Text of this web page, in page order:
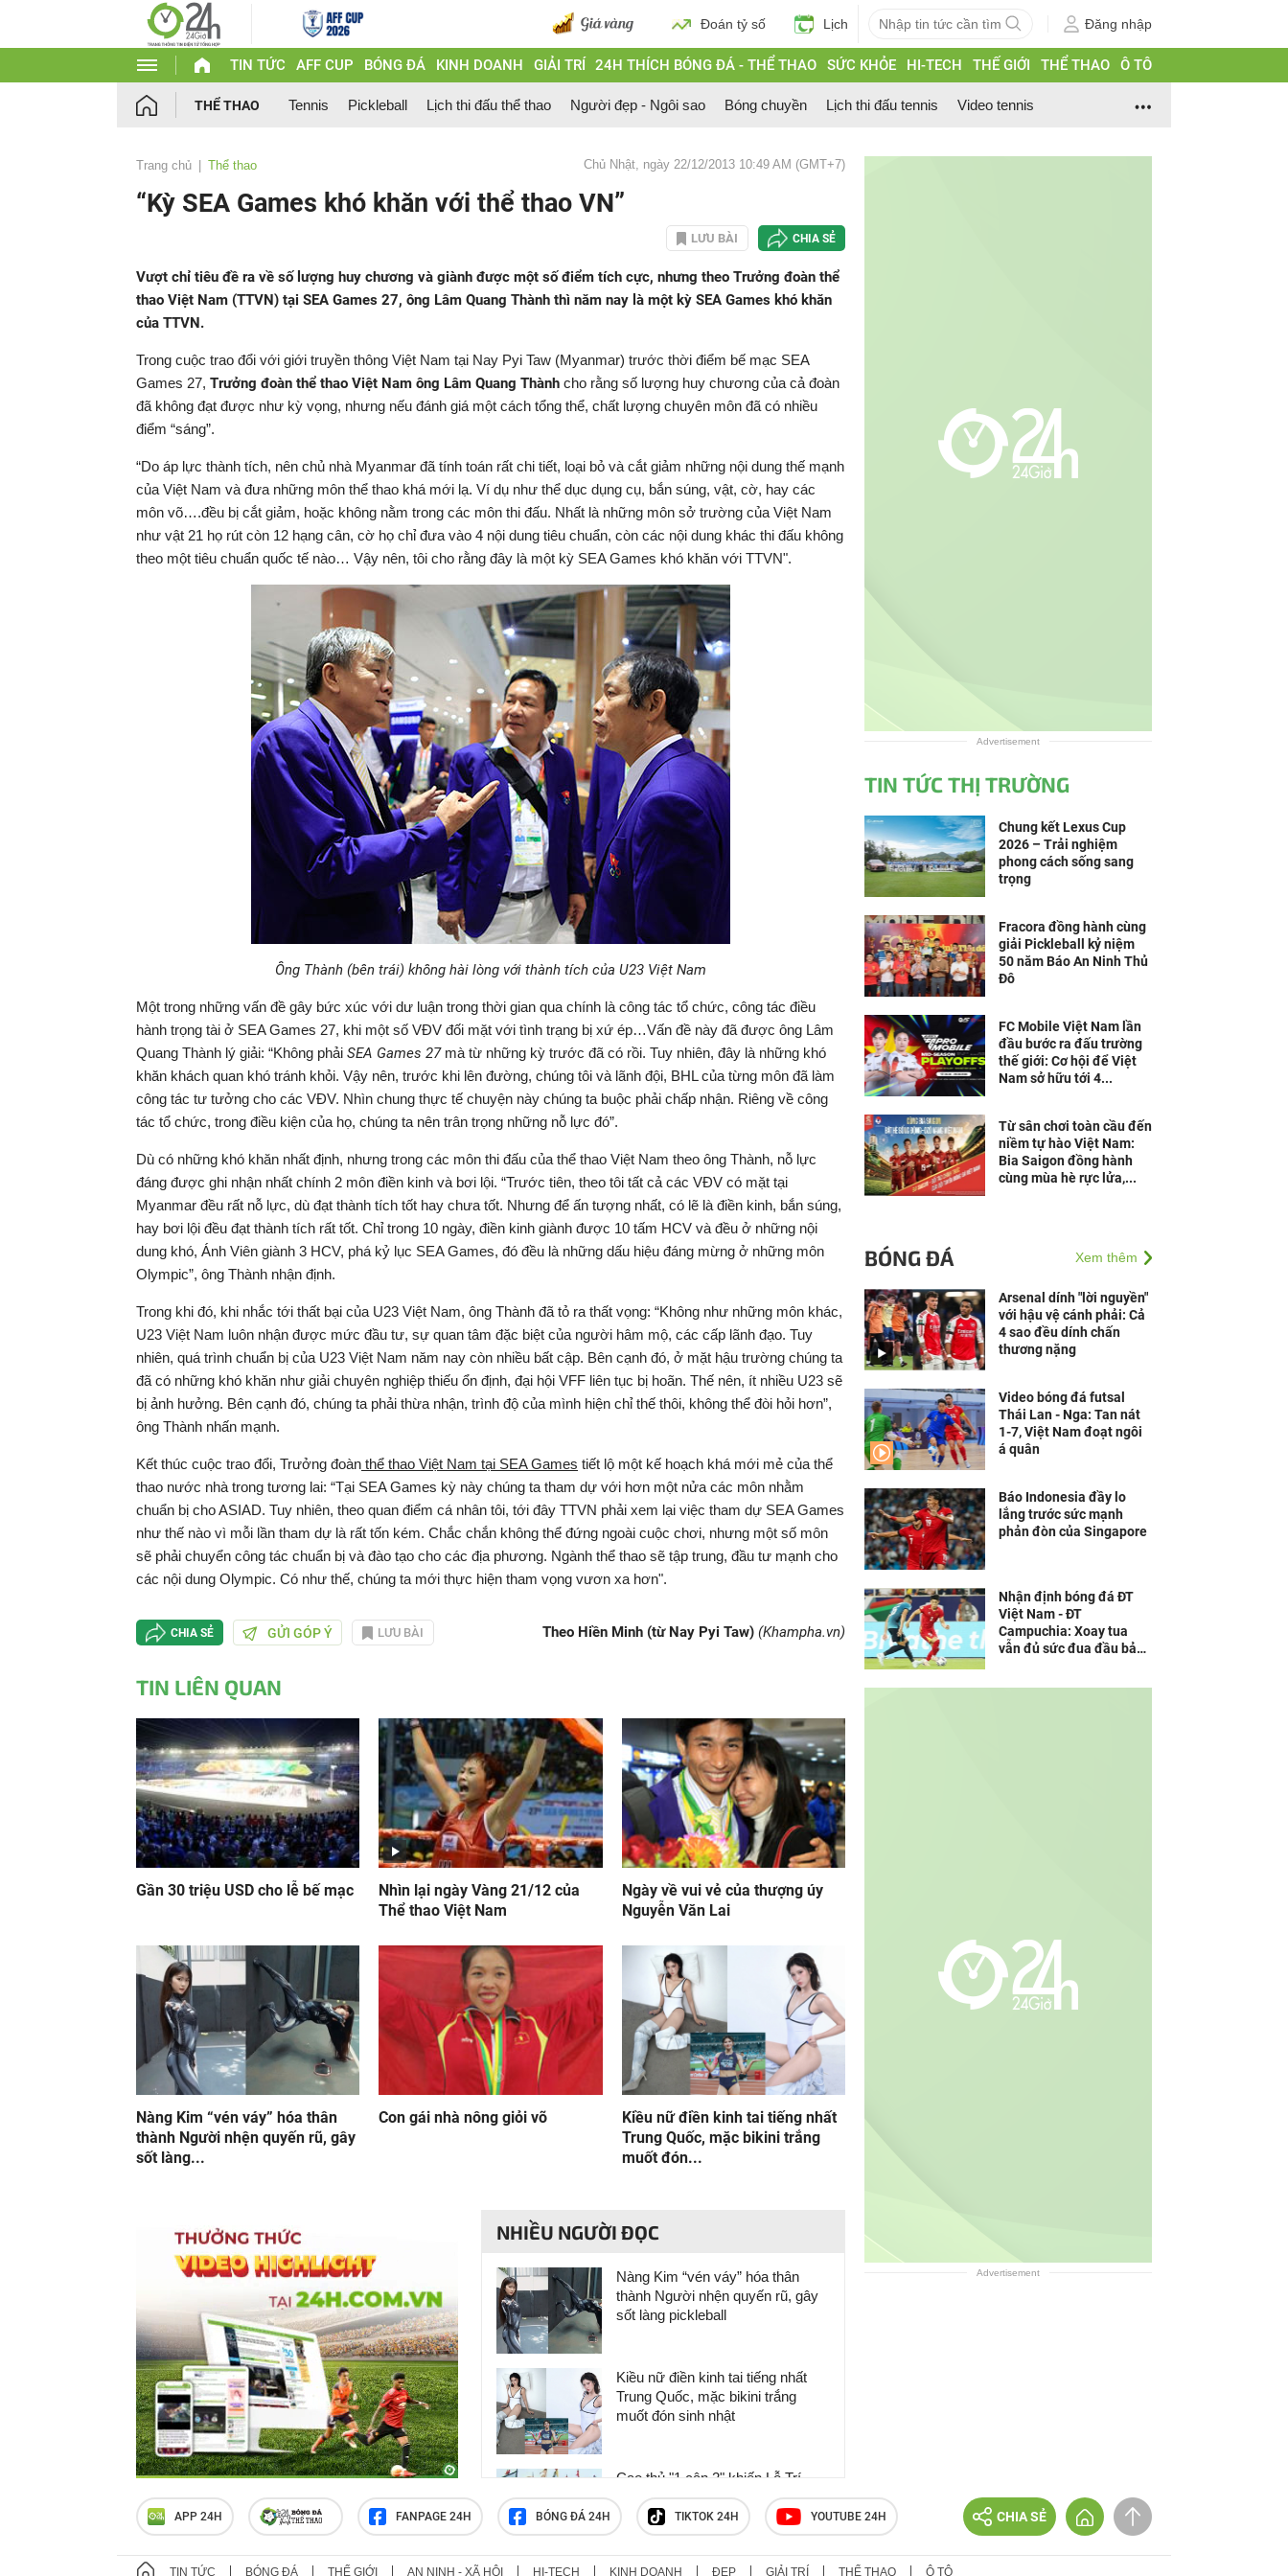
Đoán tỷ số Lịch Đăng nhập
TIN TỨC AFF CUP BÓNG ĐÁ KINH DOANH GIẢI TRÍ 24H THÍCH BÓNG ĐÁ - THỂ THAO SỨC KHỎE HI-TECH THẾ GIỚI THỂ THAO Ô TÔ
THỂ THAO Tennis Pickleball Lịch thi đấu thể thao Người đẹp - Ngôi sao Bóng chuyền Lịch thi đấu tennis Video tennis
Trang chủ Thể thao Chủ Nhật, ngày 22/12/2013 10:49 AM (GMT+7)
“Kỳ SEA Games khó khăn với thể thao VN”
LƯU BÀI CHIA SẺ
Vượt chỉ tiêu đề ra về số lượng huy chương và giành được một số điểm tích cực, nhưng theo Trưởng đoàn thể
thao Việt Nam (TTVN) tại SEA Games 27, ông Lâm Quang Thành thì năm nay là một kỳ SEA Games khó khăn
của TTVN.
Trong cuộc trao đổi với giới truyền thông Việt Nam tại Nay Pyi Taw (Myanmar) trước thời điểm bế mạc SEA
Games 27, Trưởng đoàn thể thao Việt Nam ông Lâm Quang Thành cho rằng số lượng huy chương của cả đoàn
đã không đạt được như kỳ vọng, nhưng nếu đánh giá một cách tổng thể, chất lượng chuyên môn đã có nhiều
điểm “sáng”.
“Do áp lực thành tích, nên chủ nhà Myanmar đã tính toán rất chi tiết, loại bỏ và cắt giảm những nội dung thế mạnh
của Việt Nam và đưa những môn thể thao khá mới lạ. Ví dụ như thể dục dụng cụ, bắn súng, vật, cờ, hay các
môn võ….đều bị cắt giảm, hoặc không nằm trong các môn thi đấu. Nhất là những môn sở trường của Việt Nam
như vật 21 họ rút còn 12 hạng cân, cờ họ chỉ đưa vào 4 nội dung tiêu chuẩn, còn các nội dung khác thi đấu không
theo một tiêu chuẩn quốc tế nào… Vậy nên, tôi cho rằng đây là một kỳ SEA Games khó khăn với TTVN".
Ông Thành (bên trái) không hài lòng với thành tích của U23 Việt Nam
Một trong những vấn đề gây bức xúc với dư luận trong thời gian qua chính là công tác tổ chức, công tác điều
hành trọng tài ở SEA Games 27, khi một số VĐV đối mặt với tình trạng bị xứ ép…Vấn đề này đã được ông Lâm
Quang Thành lý giải: “Không phải SEA Games 27mà từ những kỳ trước đã có rồi. Tuy nhiên, đây là những khó
khăn khách quan khó tránh khỏi. Vậy nên, trước khi lên đường, chúng tôi và lãnh đội, BHL của từng môn đã làm
công tác tư tưởng cho các VĐV. Nhìn chung thực tế chuyện này chúng ta buộc phải chấp nhận. Riêng về công
tác tổ chức, trong điều kiện của họ, chúng ta nên trân trọng những nỗ lực đó”.
Dù có những khó khăn nhất định, nhưng trong các môn thi đấu của thể thao Việt Nam theo ông Thành, nỗ lực
đáng được ghi nhận nhất chính 2 môn điền kinh và bơi lội. “Trước tiên, theo tôi tất cả các VĐV có mặt tại
Myanmar đều rất nỗ lực, dù đạt thành tích tốt hay chưa tốt. Nhưng để ấn tượng nhất, có lẽ là điền kinh, bắn súng,
hay bơi lội đều đạt thành tích rất tốt. Chỉ trong 10 ngày, điền kinh giành được 10 tấm HCV và đều ở những nội
dung khó, Ánh Viên giành 3 HCV, phá kỷ lục SEA Games, đó đều là những dấu hiệu đáng mừng ở những môn
Olympic”, ông Thành nhận định.
Trong khi đó, khi nhắc tới thất bại của U23 Việt Nam, ông Thành đã tỏ ra thất vọng: “Không như những môn khác,
U23 Việt Nam luôn nhận được mức đầu tư, sự quan tâm đặc biệt của người hâm mộ, các cấp lãnh đạo. Tuy
nhiên, quá trình chuẩn bị của U23 Việt Nam năm nay còn nhiều bất cập. Bên cạnh đó, ở mặt hậu trường chúng ta
đã có những khó khăn như giải chuyên nghiệp thiếu ổn định, đại hội VFF liên tục bị hoãn. Thế nên, ít nhiều U23 sẽ
bị ảnh hưởng. Bên cạnh đó, chúng ta phải thừa nhận, trình độ của mình hiện chỉ thế thôi, không thể đòi hỏi hơn”,
ông Thành nhấn mạnh.
Kết thúc cuộc trao đổi, Trưởng đoàn thể thao Việt Nam tại SEA Games tiết lộ một kế hoạch khá mới mẻ của thể
thao nước nhà trong tương lai: “Tại SEA Games kỳ này chúng ta tham dự với hơn một nửa các môn nhằm
chuẩn bị cho ASIAD. Tuy nhiên, theo quan điểm cá nhân tôi, tới đây TTVN phải xem lại việc tham dự SEA Games
như thế nào vì mỗi lần tham dự là rất tốn kém. Chắc chắn không thể đứng ngoài cuộc chơi, nhưng một số môn
sẽ phải chuyển công tác chuẩn bị và đào tạo cho các địa phương. Ngành thể thao sẽ tập trung, đầu tư mạnh cho
các nội dung Olympic. Có như thế, chúng ta mới thực hiện tham vọng vươn xa hơn".
CHIA SẺ GỬI GÓP Ý LƯU BÀI Theo Hiền Minh (từ Nay Pyi Taw) (Khampha.vn)
TIN LIÊN QUAN
Gần 30 triệu USD cho lễ bế mạc
Nhìn lại ngày Vàng 21/12 của
Thể thao Việt Nam
Ngày về vui vẻ của thượng úy
Nguyễn Văn Lai
Nàng Kim “vén váy” hóa thân
thành Người nhện quyến rũ, gây
sốt làng...
Con gái nhà nông giỏi võ
Kiều nữ điền kinh tai tiếng nhất
Trung Quốc, mặc bikini trắng
muốt đón...
NHIỀU NGƯỜI ĐỌC
Nàng Kim “vén váy” hóa thân
thành Người nhện quyến rũ, gây
sốt làng pickleball
Kiều nữ điền kinh tai tiếng nhất
Trung Quốc, mặc bikini trắng
muốt đón sinh nhật
Cao thủ "1 cân 2" khiến Lỗ Trí
Thâm & Võ Tòng phải kinh hãi
Advertisement
TIN TỨC THỊ TRƯỜNG
Chung kết Lexus Cup
2026 – Trải nghiệm
phong cách sống sang
trọng
Fracora đồng hành cùng
giải Pickleball kỷ niệm
50 năm Báo An Ninh Thủ
Đô
FC Mobile Việt Nam lần
đầu bước ra đấu trường
thế giới: Cơ hội để Việt
Nam sở hữu tới 4...
Từ sân chơi toàn cầu đến
niềm tự hào Việt Nam:
Bia Saigon đồng hành
cùng mùa hè rực lửa,...
BÓNG ĐÁ Xem thêm
Arsenal dính "lời nguyền"
với hậu vệ cánh phải: Cả
4 sao đều dính chấn
thương nặng
Video bóng đá futsal
Thái Lan - Nga: Tan nát
1-7, Việt Nam đoạt ngôi
á quân
Báo Indonesia đầy lo
lắng trước sức mạnh
phản đòn của Singapore
Nhận định bóng đá ĐT
Việt Nam - ĐT
Campuchia: Xoay tua
vẫn đủ sức đua đầu bảng
Advertisement
APP 24H FANPAGE 24H BÓNG ĐÁ 24H TIKTOK 24H YOUTUBE 24H CHIA SẺ
TIN TỨC BÓNG ĐÁ THẾ GIỚI AN NINH - XÃ HỘI HI-TECH KINH DOANH ĐẸP GIẢI TRÍ THỂ THAO Ô TÔ